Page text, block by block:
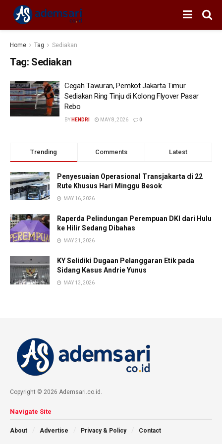
Home Tag Sediakan
Tag: Sediakan
Cegah Tawuran, Pemkot Jakarta Timur
Sediakan Ring Tinju di Kolong Flyover Pasar
Rebo
BY HENDRI MAY 8, 2026 0
Trending Comments Latest
Penyesuaian Operasional Transjakarta di 22
Rute Khusus Hari Minggu Besok
MAY 16, 2026
Raperda Pelindungan Perempuan DKI dari Hulu
ke Hilir Sedang Dibahas
MAY 21, 2026
KY Selidiki Dugaan Pelanggaran Etik pada
Sidang Kasus Andrie Yunus
MAY 13, 2026
Copyright © 2026 Ademsari.co.id.
Navigate Site
About Advertise Privacy & Policy Contact